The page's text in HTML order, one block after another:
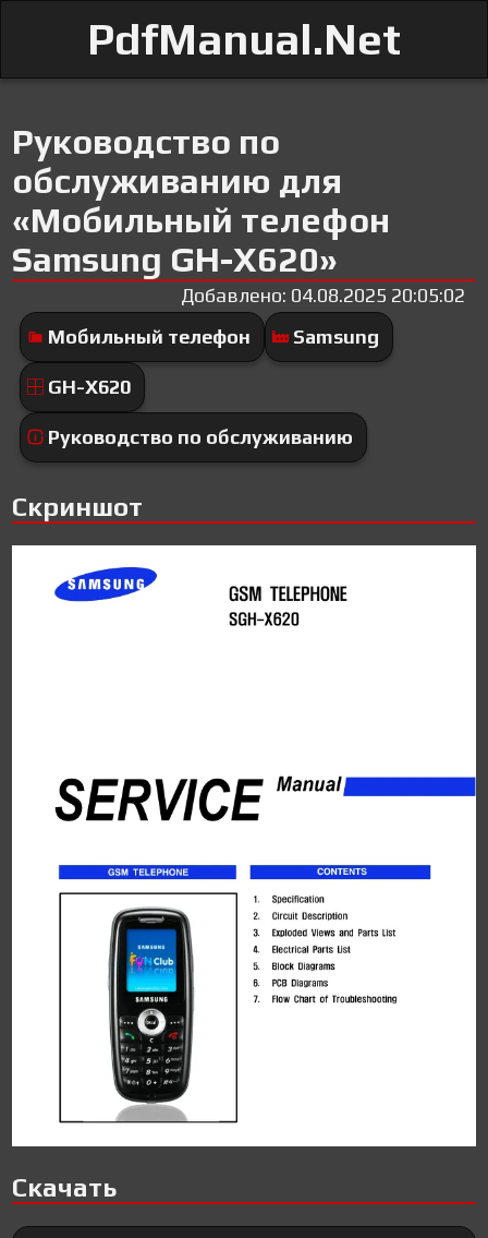
PdfManual.Net
Руководство по
обслуживанию для
«Мобильный телефон
Samsung GH-X620»
Добавлено: 04.08.2025 20:05:02
Мобильный телефон
Samsung
GH-X620
Руководство по обслуживанию
Скриншот
Скачать